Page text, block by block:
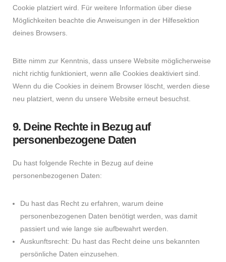
Cookie platziert wird. Für weitere Information über diese
Möglichkeiten beachte die Anweisungen in der Hilfesektion
deines Browsers.
Bitte nimm zur Kenntnis, dass unsere Website möglicherweise
nicht richtig funktioniert, wenn alle Cookies deaktiviert sind.
Wenn du die Cookies in deinem Browser löscht, werden diese
neu platziert, wenn du unsere Website erneut besuchst.
9. Deine Rechte in Bezug auf
personenbezogene Daten
Du hast folgende Rechte in Bezug auf deine
personenbezogenen Daten:
Du hast das Recht zu erfahren, warum deine
personenbezogenen Daten benötigt werden, was damit
passiert und wie lange sie aufbewahrt werden.
Auskunftsrecht: Du hast das Recht deine uns bekannten
persönliche Daten einzusehen.